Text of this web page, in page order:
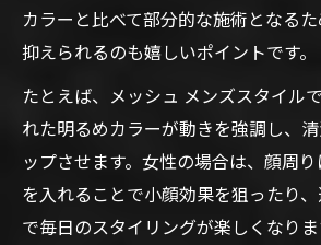
美容室メッシュの入れ方で
る方法
印象を変える美容室メッシ
工夫
美容室メッシュで髪にメリ
メッシュでもダメージを減らす
美容室メッシュでダメージ
カラーと比べて部分的な施術となる
抑えられるのも嬉しいポイントです。
たとえば、メッシュ メンズスタイル
れた明るめカラーが動きを強調し、
ップさせます。女性の場合は、顔周
を入れることで小顔効果を狙ったり
で毎日のスタイリングが楽しくなり